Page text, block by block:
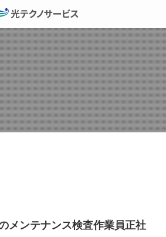
メンテナンス検査作業員正社